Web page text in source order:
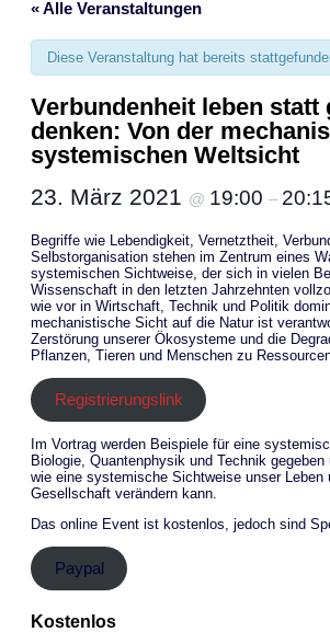
« Alle Veranstaltungen
Diese Veranstaltung hat bereits
Verbundenheit leben statt
denken: Von der
systemischen Weltsicht
23. März 2021 @ 19:00 –
Begriffe wie Lebendigkeit, Vernetztheit,
Selbstorganisation stehen im Zentrum eines
systemischen Sichtweise, der sich in vielen
Wissenschaft in den letzten Jahrzehnten
wie vor in Wirtschaft, Technik und Politik
mechanistische Sicht auf die Natur ist
Zerstörung unserer Ökosysteme und die
Pflanzen, Tieren und Menschen zu
Registrierungslink
Im Vortrag werden Beispiele für eine
Biologie, Quantenphysik und Technik gegeben
wie eine systemische Sichtweise unser Leben
Gesellschaft verändern kann.
Das online Event ist kostenlos, jedoch sind
Paypal
Kostenlos